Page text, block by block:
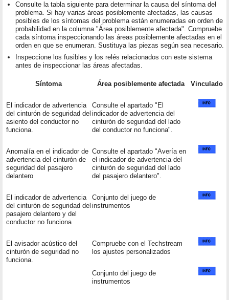
Consulte la tabla siguiente para determinar la causa del síntoma del
problema. Si hay varias áreas posiblemente afectadas, las causas
posibles de los síntomas del problema están enumeradas en orden de
probabilidad en la columna "Área posiblemente afectada". Compruebe
cada síntoma inspeccionando las áreas posiblemente afectadas en el
orden en que se enumeran. Sustituya las piezas según sea necesario.
Inspeccione los fusibles y los relés relacionados con este sistema
antes de inspeccionar las áreas afectadas.
Síntoma Área posiblemente afectada Vinculado
El indicador de advertencia
del cinturón de seguridad del
asiento del conductor no
funciona.
Consulte el apartado "El
indicador de advertencia del
cinturón de seguridad del lado
del conductor no funciona".
Anomalía en el indicador de
advertencia del cinturón de
seguridad del pasajero
delantero
Consulte el apartado "Avería en
el indicador de advertencia del
cinturón de seguridad del lado
del pasajero delantero".
El indicador de advertencia
del cinturón de seguridad del
pasajero delantero y del
conductor no funciona
Conjunto del juego de
instrumentos
El avisador acústico del
cinturón de seguridad no
funciona.
Compruebe con el Techstream
los ajustes personalizados
Conjunto del juego de
instrumentos